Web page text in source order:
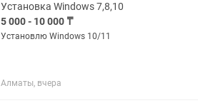
Установка Windows 7,8,10
5 000 - 10 000 ₸
Установлю Windows 10/11
Алматы, вчера